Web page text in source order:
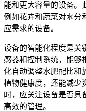
能和更大容量的设备。
例如花卉和蔬菜对水分
应需求的设备。
设备的智能化程度是关
感器和控制系统，能够
化自动调整水肥配比和
植物健康度，还能减少
时，应关注设备是否具
高效的管理。